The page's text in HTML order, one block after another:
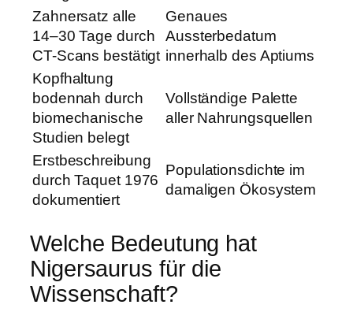
Zahnersatz alle
14–30 Tage durch
CT-Scans bestätigt
Genaues
Aussterbedatum
innerhalb des Aptiums
Kopfhaltung
bodennah durch
biomechanische
Studien belegt
Vollständige Palette
aller Nahrungsquellen
Erstbeschreibung
durch Taquet 1976
dokumentiert
Populationsdichte im
damaligen Ökosystem
Welche Bedeutung hat
Nigersaurus für die
Wissenschaft?